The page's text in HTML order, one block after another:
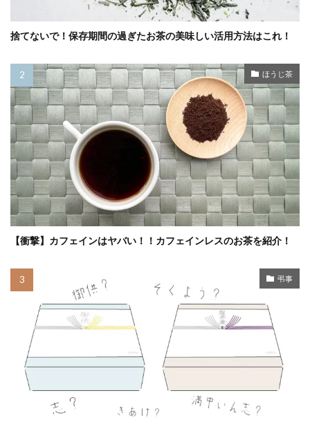
捨てないで！保存期間の過ぎたお茶の美味しい活用方法はこれ！
ほうじ茶
【衝撃】カフェインはヤバい！！カフェインレスのお茶を紹介！
弔事